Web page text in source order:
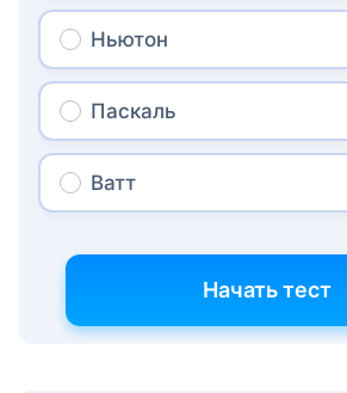
Ньютон
Паскаль
Ватт
Начать тест